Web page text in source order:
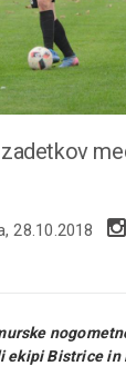
zadetkov
28.10.2018
ekipi Bistrice in